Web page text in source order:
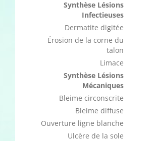
Synthèse Lésions
Infectieuses
Dermatite digitée
Érosion de la corne du
talon
Limace
Synthèse Lésions
Mécaniques
Bleime circonscrite
Bleime diffuse
Ouverture ligne blanche
Ulcère de la sole